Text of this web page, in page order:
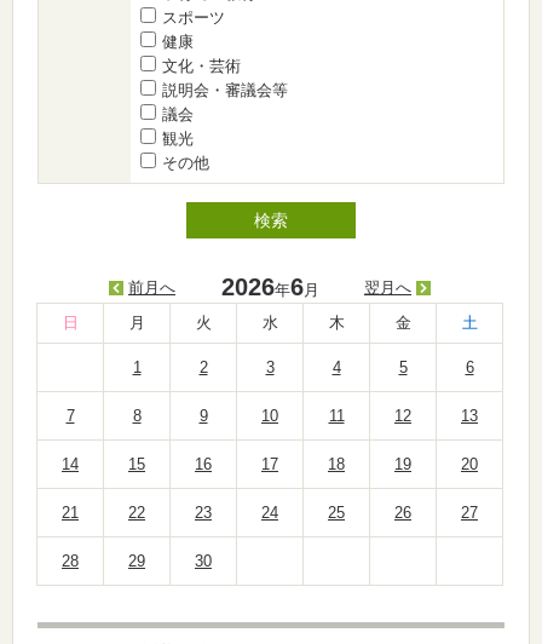
スポーツ
健康
文化・芸術
説明会・審議会等
議会
観光
その他
前月へ 2026年6月
翌月へ
日
月 火 水 木 金 土
1 2 3 4 5 6
7 8 9 10 11 12 13
14 15 16 17 18 19 20
21 22 23 24 25 26 27
28 29 30